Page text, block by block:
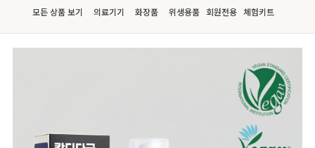
모든 상품 보기 의료기기 화장품 위생용품 회원전용 체험키트